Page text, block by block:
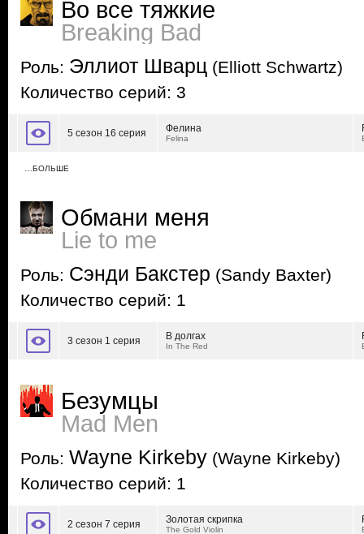
Во все тяжкие
Breaking Bad
Роль: Эллиот Шварц (Elliott Schwartz)
Количество серий: 3
5 сезон 16 серия Фелина
Felina
…БОЛЬШЕ
Обмани меня
Lie to me
Роль: Сэнди Бакстер (Sandy Baxter)
Количество серий: 1
3 сезон 1 серия В долгах
In The Red
Безумцы
Mad Men
Роль: Wayne Kirkeby (Wayne Kirkeby)
Количество серий: 1
2 сезон 7 серия Золотая скрипка
The Gold Violin